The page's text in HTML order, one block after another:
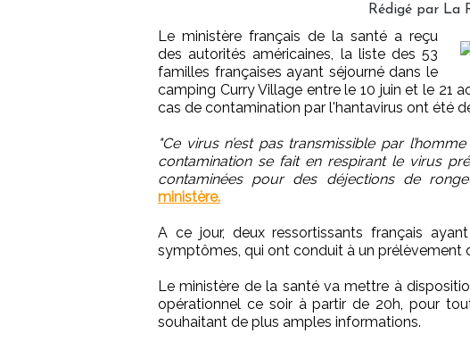
Rédigé par La
Le ministère français de la santé a reçu
des autorités américaines, la liste des 53
familles françaises ayant séjourné dans le
camping Curry Village entre le 10 juin et le 21
cas de contamination par l'hantavirus ont été
"Ce virus n’est pas transmissible par
contamination se fait en respirant le virus
contaminées pour des déjections de
ministère.
A ce jour, deux ressortissants français
symptômes, qui ont conduit à un
Le ministère de la santé va mettre à
opérationnel ce soir à partir de 20h, pour
souhaitant de plus amples informations.